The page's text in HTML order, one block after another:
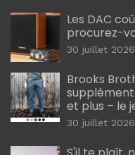
Les DAC
procurez-
30 juillet 2026
Brooks
et plus – le
30 juillet 2026